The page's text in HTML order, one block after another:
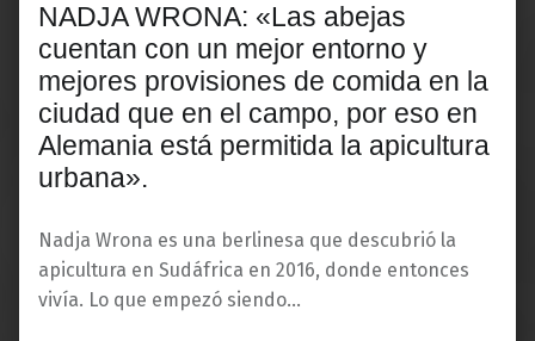
NADJA WRONA: «Las abejas
cuentan con un mejor entorno y
mejores provisiones de comida en la
ciudad que en el campo, por eso en
Alemania está permitida la apicultura
urbana».
Nadja Wrona es una berlinesa que descubrió la
apicultura en Sudáfrica en 2016, donde entonces
vivía. Lo que empezó siendo…